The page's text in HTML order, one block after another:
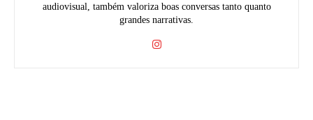
audiovisual, também valoriza boas conversas tanto quanto
grandes narrativas.